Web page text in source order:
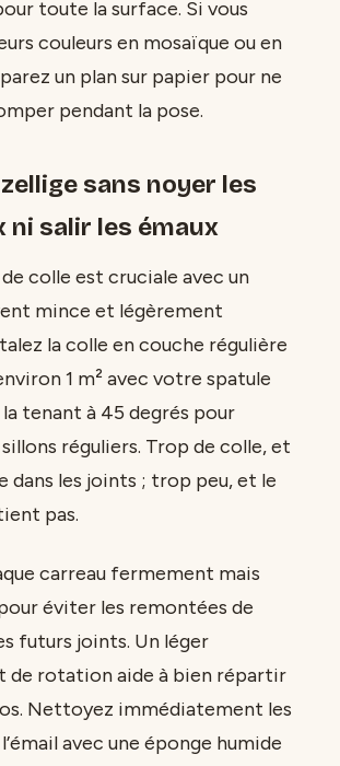
toute la surface. Si vous
couleurs en mosaïque ou en
un plan sur papier pour ne
pendant la pose.
sans noyer les
ni salir les émaux
colle est cruciale avec un
mince et légèrement
la colle en couche régulière
1 m² avec votre spatule
tenant à 45 degrés pour
réguliers. Trop de colle, et
dans les joints ; trop peu, et le
pas.
carreau fermement mais
éviter les remontées de
futurs joints. Un léger
de rotation aide à bien répartir
Nettoyez immédiatement les
avec une éponge humide